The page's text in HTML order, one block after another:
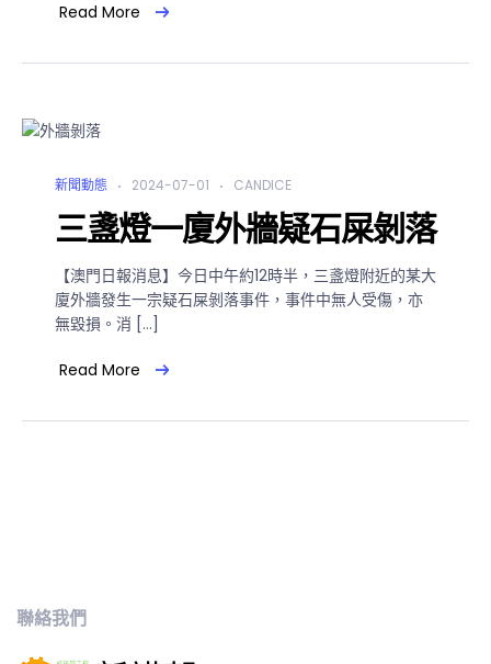
Read More
新聞動態 2024-07-01 CANDICE
三盞燈一廈外牆疑石屎剝落
【澳門日報消息】今日中午約12時半，三盞燈附近的某大
廈外牆發生一宗疑石屎剝落事件，事件中無人受傷，亦
無毀損。消 […]
Read More
聯絡我們